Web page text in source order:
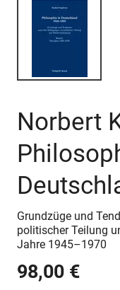
Norbert
Grundzüge und
politischer Teilung
Jahre 1945–1970
98,00 €